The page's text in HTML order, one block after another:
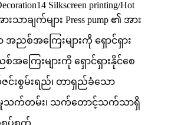
Silkscreen printing/Hot
ားသာချက်များ Press pump ၏ အား
အညစ်အကြေးများကို ရှောင်ရှား
စ်အကြေးများကို ရှောင်ရှားနိုင်စေ
ဇင်းစွမ်းရည်၊ တာရှည်ခံသော
မှုသက်တမ်း၊ သက်တောင့်သက်သာရှိ